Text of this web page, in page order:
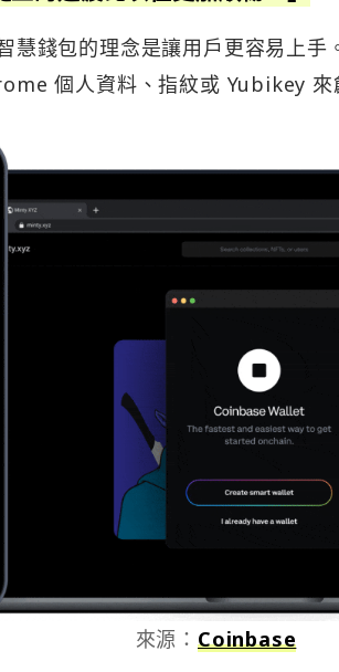
慧錢包的理念是讓用戶更容易上手
個人資料、指紋或 Yubikey 來
來源： Coinbase